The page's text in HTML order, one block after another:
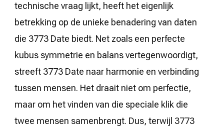
technische vraag lijkt, heeft het eigenlijk
betrekking op de unieke benadering van daten
die 3773 Date biedt. Net zoals een perfecte
kubus symmetrie en balans vertegenwoordigt,
streeft 3773 Date naar harmonie en verbinding
tussen mensen. Het draait niet om perfectie,
maar om het vinden van die speciale klik die
twee mensen samenbrengt. Dus, terwijl 3773